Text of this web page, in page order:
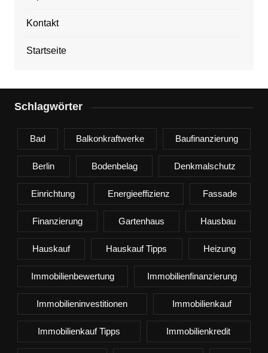
Kontakt
Startseite
Schlagwörter
Bad Balkonkraftwerke Baufinanzierung
Berlin Bodenbelag Denkmalschutz
Einrichtung Energieeffizienz Fassade
Finanzierung Gartenhaus Hausbau
Hauskauf Hauskauf Tipps Heizung
Immobilienbewertung Immobilienfinanzierung
Immobilieninvestitionen Immobilienkauf
Immobilienkauf Tipps Immobilienkredit